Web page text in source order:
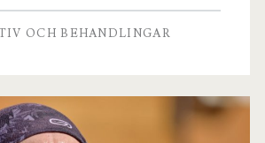
OCH BEHANDLINGAR